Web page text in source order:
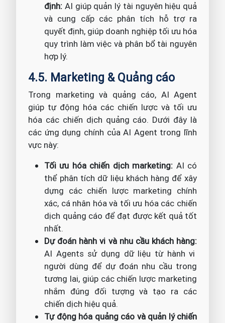
định: AI giúp quản lý tài nguyên hiệu quả
và cung cấp các phân tích hỗ trợ ra
quyết định, giúp doanh nghiệp tối ưu hóa
quy trình làm việc và phân bổ tài nguyên
hợp lý.
4.5. Marketing & Quảng cáo
Trong marketing và quảng cáo, AI Agent
giúp tự động hóa các chiến lược và tối ưu
hóa các chiến dịch quảng cáo. Dưới đây là
các ứng dụng chính của AI Agent trong lĩnh
vực này:
Tối ưu hóa chiến dịch marketing: AI có
thể phân tích dữ liệu khách hàng để xây
dựng các chiến lược marketing chính
xác, cá nhân hóa và tối ưu hóa các chiến
dịch quảng cáo để đạt được kết quả tốt
nhất.
Dự đoán hành vi và nhu cầu khách hàng:
AI Agents sử dụng dữ liệu từ hành vi
người dùng để dự đoán nhu cầu trong
tương lai, giúp các chiến lược marketing
nhắm đúng đối tượng và tạo ra các
chiến dịch hiệu quả.
Tự động hóa quảng cáo và quản lý chiến